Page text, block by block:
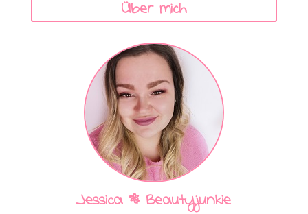
Über mich
Jessica | Beautyjunkie